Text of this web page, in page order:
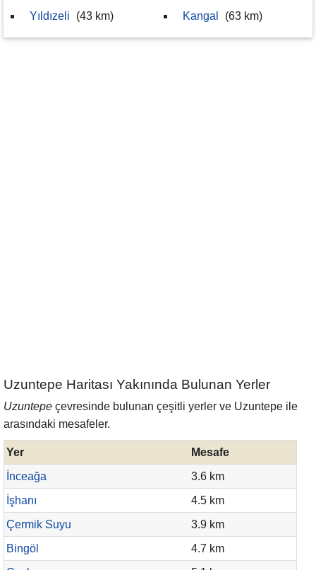
Yıldızeli (43 km) Kangal (63 km)
Uzuntepe Haritası Yakınında Bulunan Yerler
Uzuntepe çevresinde bulunan çeşitli yerler ve Uzuntepe ile
arasındaki mesafeler.
Yer
Mesafe
İnceağa
3.6 km
İşhanı
4.5 km
Çermik Suyu
3.9 km
Bingöl
4.7 km